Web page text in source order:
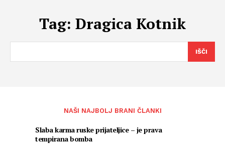
Tag: Dragica Kotnik
IŠČI
NAŠI NAJBOLJ BRANI ČLANKI
Slaba karma ruske prijateljice – je prava
tempirana bomba